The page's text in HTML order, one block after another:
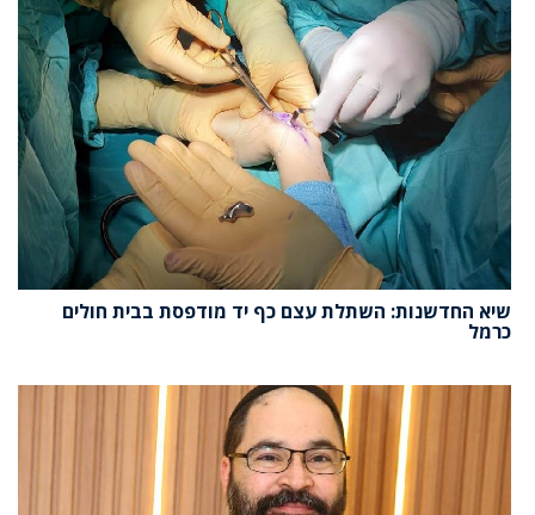
שיא החדשנות: השתלת עצם כף יד מודפסת בבית חולים
כרמל